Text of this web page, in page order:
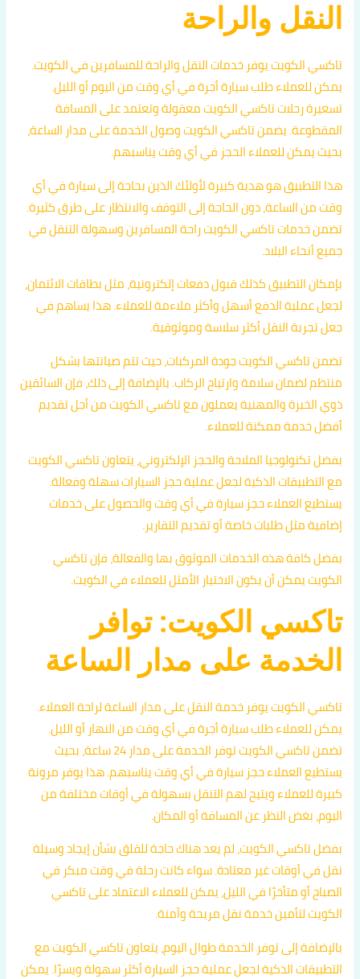
النقل والراحة
تاكسي الكويت يوفر خدمات النقل والراحة للمسافرين في الكويت.
يمكن للعملاء طلب سيارة أجرة في أي وقت من اليوم أو الليل.
تسعيرة رحلات تاكسي الكويت معقولة وتعتمد على المسافة
المقطوعة. يضمن تاكسي الكويت وصول الخدمة على مدار الساعة،
بحيث يمكن للعملاء الحجز في أي وقت يناسبهم.
هذا التطبيق هو هدية كبيرة لأولئك الذين بحاجة إلى سيارة في أي
وقت من الساعة، دون الحاجة إلى التوقف والانتظار على طرق كثيرة.
تضمن خدمات تاكسي الكويت راحة المسافرين وسهولة التنقل في
جميع أنحاء البلاد.
بإمكان التطبيق كذلك قبول دفعات إلكترونية، مثل بطاقات الائتمان،
لجعل عملية الدفع أسهل وأكثر ملاءمة للعملاء. هذا يساهم في
جعل تجربة النقل أكثر سلاسة وموثوقية.
تضمن تاكسي الكويت جودة المركبات، حيث تتم صيانتها بشكل
منتظم لضمان سلامة وارتياح الركاب. بالإضافة إلى ذلك، فإن السائقين
ذوي الخبرة والمهنية يعملون مع تاكسي الكويت من أجل تقديم
أفضل خدمة ممكنة للعملاء.
بفضل تكنولوجيا الملاحة والحجز الإلكتروني، يتعاون تاكسي الكويت
مع التطبيقات الذكية لجعل عملية حجز السيارات سهلة وفعالة.
يستطيع العملاء حجز سيارة في أي وقت والحصول على خدمات
إضافية مثل طلبات خاصة أو تقديم التقارير.
بفضل كافة هذه الخدمات الموثوق بها والفعالة، فإن تاكسي
الكويت يمكن أن يكون الاختيار الأمثل للعملاء في الكويت.
تاكسي الكويت: توافر
الخدمة على مدار الساعة
تاكسي الكويت يوفر خدمة النقل على مدار الساعة لراحة العملاء.
يمكن للعملاء طلب سيارة أجرة في أي وقت من النهار أو الليل.
تضمن تاكسي الكويت توفر الخدمة على مدار 24 ساعة، بحيث
يستطيع العملاء حجز سيارة في أي وقت يناسبهم. هذا يوفر مرونة
كبيرة للعملاء ويتيح لهم التنقل بسهولة في أوقات مختلفة من
اليوم، بغض النظر عن المسافة أو المكان.
بفضل تاكسي الكويت، لم يعد هناك حاجة للقلق بشأن إيجاد وسيلة
نقل في أوقات غير معتادة. سواء كانت رحلة في وقت مبكر في
الصباح أو متأخرًا في الليل، يمكن للعملاء الاعتماد على تاكسي
الكويت لتأمين خدمة نقل مريحة وآمنة.
بالإضافة إلى توفر الخدمة طوال اليوم، يتعاون تاكسي الكويت مع
التطبيقات الذكية لجعل عملية حجز السيارة أكثر سهولة ويسرًا. يمكن